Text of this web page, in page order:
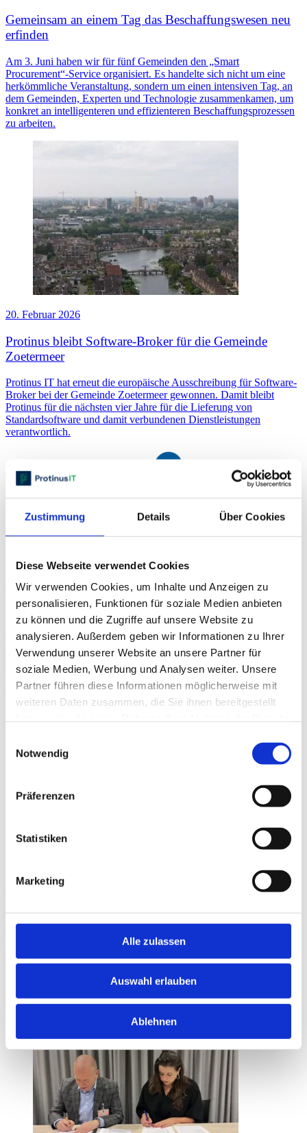
Zustimmung Details Über Cookies
Diese Webseite verwendet Cookies
Wir verwenden Cookies, um Inhalte und Anzeigen zu
personalisieren, Funktionen für soziale Medien anbieten
zu können und die Zugriffe auf unsere Website zu
analysieren. Außerdem geben wir Informationen zu Ihrer
Verwendung unserer Website an unsere Partner für
soziale Medien, Werbung und Analysen weiter. Unsere
Partner führen diese Informationen möglicherweise mit
weiteren Daten zusammen, die Sie ihnen bereitgestellt
Notwendig
Präferenzen
Statistiken
Marketing
Alle zulassen
Auswahl erlauben
Ablehnen
Gemeinsam an einem Tag das Beschaffungswesen neu
erfinden
Am 3. Juni haben wir für fünf Gemeinden den „Smart
Procurement“-Service organisiert. Es handelte sich nicht um eine
herkömmliche Veranstaltung, sondern um einen intensiven Tag, an
dem Gemeinden, Experten und Technologie zusammenkamen, um
konkret an intelligenteren und effizienteren Beschaffungsprozessen
zu arbeiten.
20. Februar 2026
Protinus bleibt Software-Broker für die Gemeinde
Zoetermeer
Protinus IT hat erneut die europäische Ausschreibung für Software-
Broker bei der Gemeinde Zoetermeer gewonnen. Damit bleibt
Protinus für die nächsten vier Jahre für die Lieferung von
Standardsoftware und damit verbundenen Dienstleistungen
verantwortlich.
30. Januar 2026
Zertifiziert für PSO Stufe 2!
Wir sind stolz darauf, Ihnen mitteilen zu können, dass Protinus für
die Leistungsleiter für sozialeres Unternehmertum (PSO) Stufe 2
zertifiziert wurde. Nach jahrelangem Engagement auf Stufe 1 sind
wir dank der Bemühungen verschiedener Kollegen auf die nächste
Stufe aufgestiegen.
Die Gemeinde Tilburg wählt Protinus als strategischen
Software- und Lizenzmanagement, wurde nach einer europaweiten
Ausschreibung als neuer strategischer Softwarepartner für die
Gemeinde Tilburg ausgewählt.
Der mehrjährige Vertrag, der am 1. November 2025 in Kraft trat,
des gesamten Softwareportfolios der Gemeinde ab.